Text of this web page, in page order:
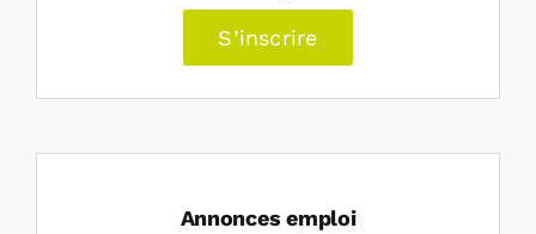
S’inscrire
Annonces emploi